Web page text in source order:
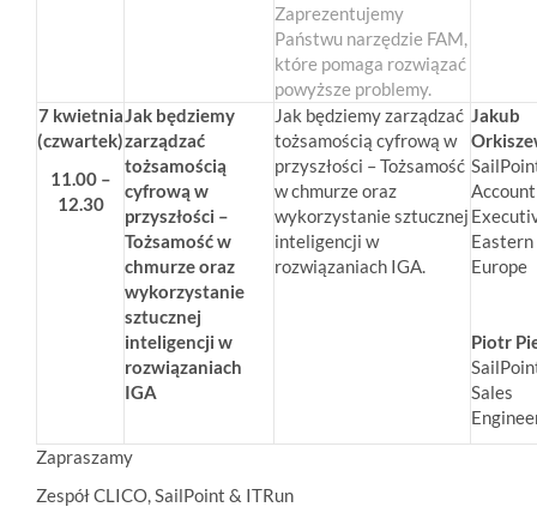
Zaprezentujemy
Państwu narzędzie FAM,
które pomaga rozwiązać
powyższe problemy.
7 kwietnia
(czwartek)
11.00 –
12.30
Jak będziemy
zarządzać
tożsamością
cyfrową w
przyszłości –
Tożsamość w
chmurze oraz
wykorzystanie
sztucznej
inteligencji w
rozwiązaniach
IGA
Jak będziemy zarządzać
tożsamością cyfrową w
przyszłości – Tożsamość
w chmurze oraz
wykorzystanie sztucznej
inteligencji w
rozwiązaniach IGA.
Jakub
Account
Eastern
Europe
Piotr
Sales
Zapraszamy
Zespół CLICO, SailPoint & ITRun